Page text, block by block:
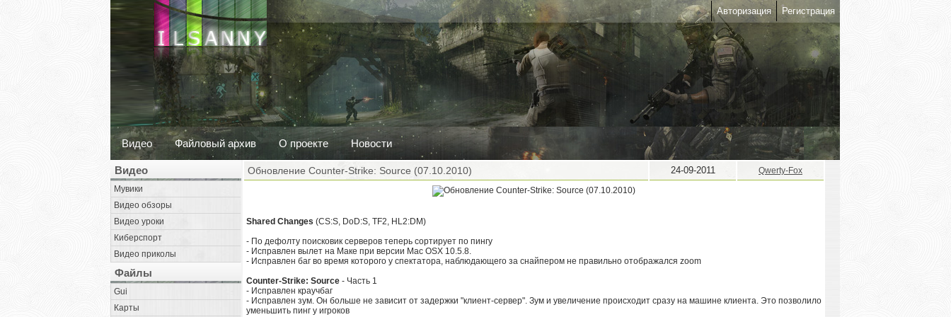
Авторизация Регистрация
Видео Файловый архив О проекте Новости
Видео
Мувики
Видео обзоры
Видео уроки
Киберспорт
Видео приколы
Файлы
Gui
Карты
Обновление Counter-Strike: Source (07.10.2010) 24-09-2011 Qwerty-Fox
Shared Changes (CS:S, DoD:S, TF2, HL2:DM)
- По дефолту поисковик серверов теперь сортирует по пингу
- Исправлен вылет на Маке при версии Mac OSX 10.5.8.
- Исправлен баг во время которого у спектатора, наблюдающего за снайпером не правильно отображался zoom
Counter-Strike: Source - Часть 1
- Исправлен краучбаг
- Исправлен зум. Он больше не зависит от задержки "клиент-сервер". Зум и увеличение происходит сразу на машине клиента. Это позволило
уменьшить пинг у игроков